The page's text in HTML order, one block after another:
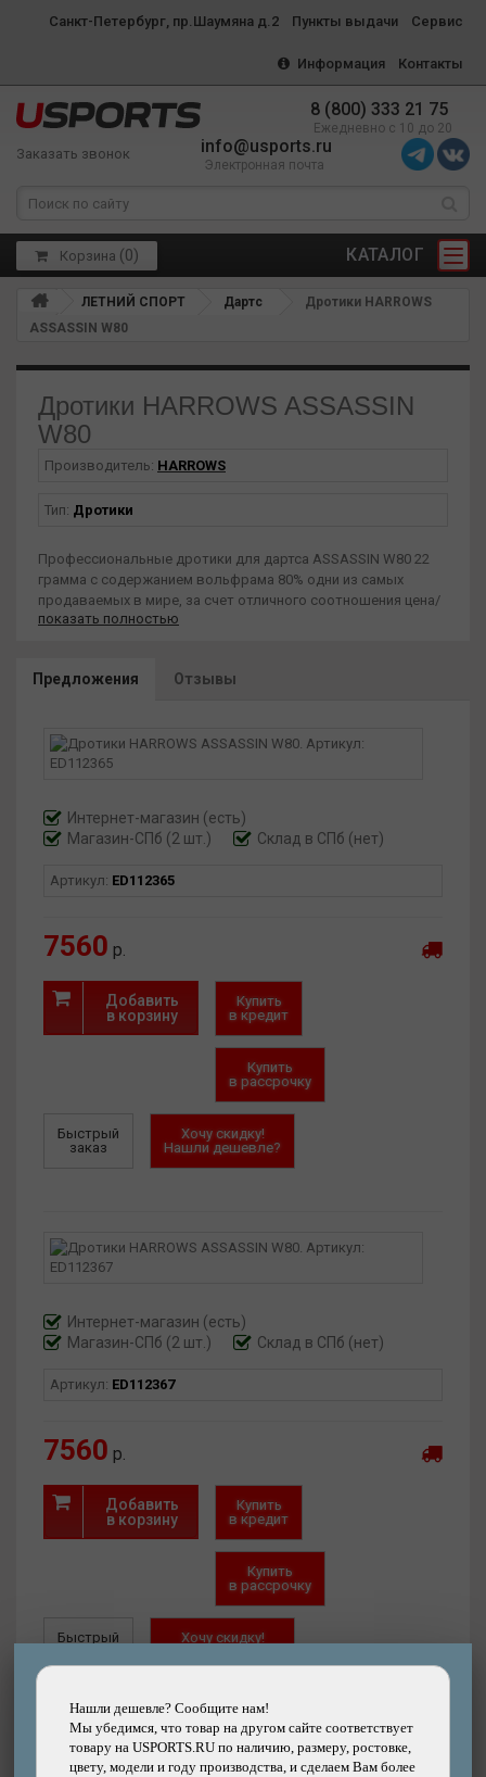
Санкт-Петербург, пр.Шаумяна д.2 Пункты выдачи Сервис
Информация Контакты
8 (800) 333 21 75
Ежедневно с 10 до 20
Заказать звонок info@usports.ru
Электронная почта
КАТАЛОГ
Корзина (0)
ЛЕТНИЙ СПОРТ Дартс
Дротики HARROWS
ASSASSIN W80
Дротики HARROWS ASSASSIN
W80
Производитель: HARROWS
Тип: Дротики
Профессиональные дротики для дартса ASSASSIN W80 22
грамма с содержанием вольфрама 80% одни из самых
продаваемых в мире, за счет отличного соотношения цена/
качество. Самая популярная модель в вольфрамовых
титана и вольфрама. Причем чем выше процент вольфрама,
показать полностью
Предложения Отзывы
Интернет-магазин (есть)
Магазин-СПб (2 шт.)
Склад в СПб (нет)
Артикул: ED112365
7560 р.
Нашли дешевле? Сообщите нам!
Мы убедимся, что товар на другом сайте соответствует
товару на USPORTS.RU по наличию, размеру, ростовке,
цвету, модели и году производства, и сделаем Вам более
Добавить
в корзину
Купить
в кредит
Купить
в рассрочку
Быстрый
заказ
Хочу скидку!
Нашли дешевле?
Интернет-магазин (есть)
Магазин-СПб (2 шт.)
Склад в СПб (нет)
Артикул: ED112367
7560 р.
Добавить
в корзину
Купить
в кредит
Купить
в рассрочку
Быстрый
Хочу скидку!